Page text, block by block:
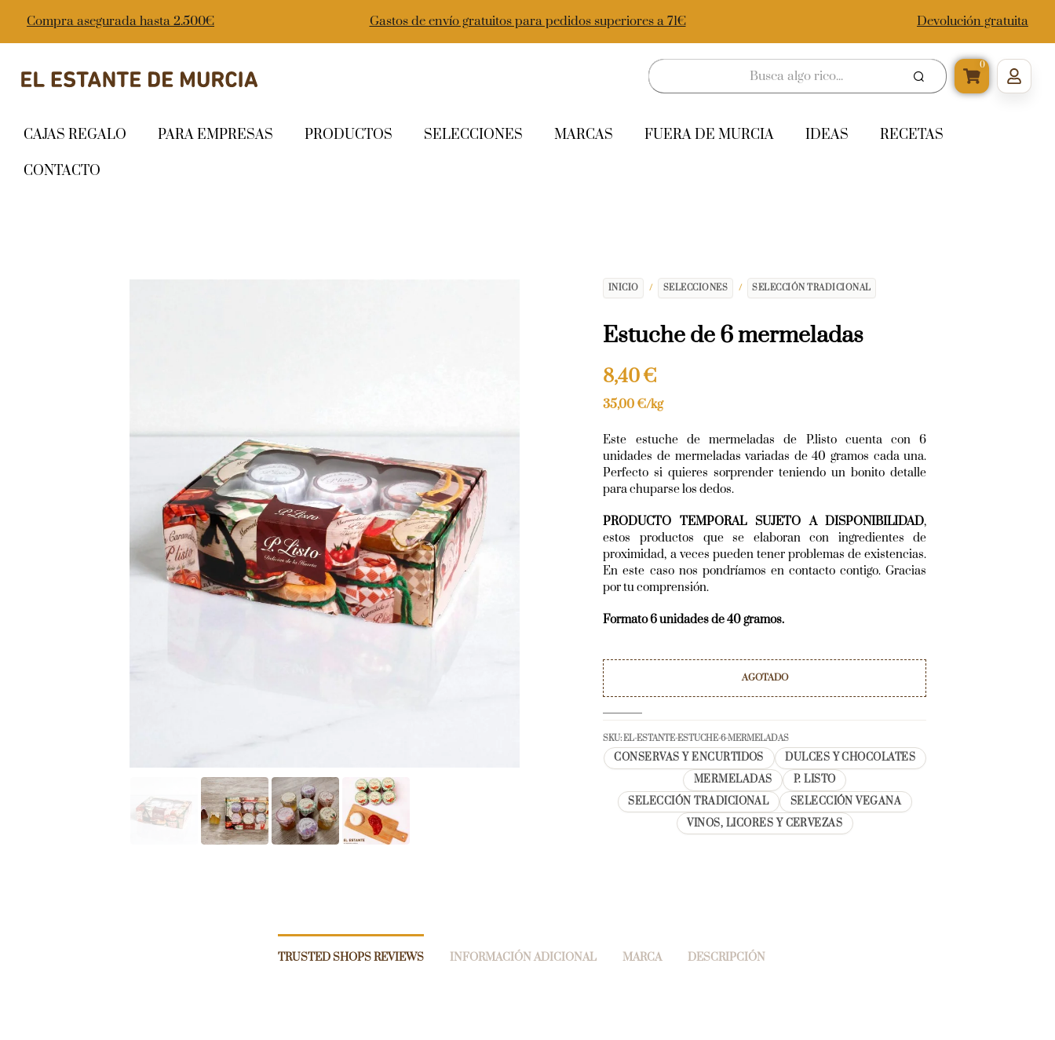
Compra asegurada hasta 2.500€ Gastos de envío gratuitos para pedidos superiores a 71€ Devolución gratuita
0
CAJAS REGALO PARA EMPRESAS PRODUCTOS SELECCIONES MARCAS FUERA DE MURCIA IDEAS RECETAS
CONTACTO
INICIO / SELECCIONES / SELECCIÓN TRADICIONAL
Estuche de 6 mermeladas
8,40€
35,00€/kg
Este estuche de mermeladas de P.listo cuenta con 6
unidades de mermeladas variadas de 40 gramos cada una.
Perfecto si quieres sorprender teniendo un bonito detalle
para chuparse los dedos.
PRODUCTO TEMPORAL SUJETO A DISPONIBILIDAD,
estos productos que se elaboran con ingredientes de
proximidad, a veces pueden tener problemas de existencias.
En este caso nos pondríamos en contacto contigo. Gracias
por tu comprensión.
Formato 6 unidades de 40 gramos.
AGOTADO
SKU:EL-ESTANTE-ESTUCHE-6-MERMELADAS
CONSERVAS Y ENCURTIDOS
DULCES Y CHOCOLATES
MERMELADAS
P. LISTO
SELECCIÓN TRADICIONAL
SELECCIÓN VEGANA
VINOS, LICORES Y CERVEZAS
TRUSTED SHOPS REVIEWS INFORMACIÓN ADICIONAL MARCA DESCRIPCIÓN